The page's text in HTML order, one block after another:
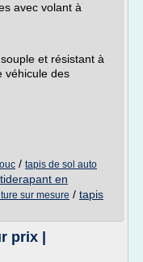
avec volant à
et résistant à
véhicule des
/ tapis de sol auto
en
sur mesure / tapis
prix |